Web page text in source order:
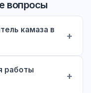
вопросы
камаза в
работы